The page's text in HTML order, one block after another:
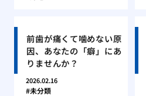
前歯が痛くて噛めない原
因、あなたの「癖」にあ
りませんか？
2026.02.16
未分類